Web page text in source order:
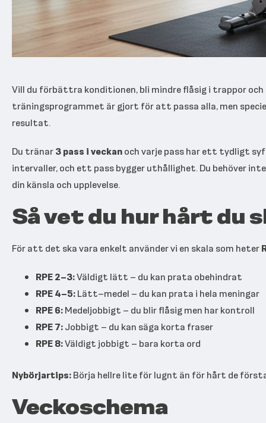
Vill du förbättra konditionen, bli mindre flåsig i trappor och
träningsprogrammet är gjort för att passa alla, men
resultat.
Du tränar3 pass i veckanoch varje pass har ett tydligt
intervaller, och ett pass bygger uthållighet. Du behöver
din känsla och upplevelse.
Så vet du hur hårt du
För att det ska vara enkelt använder vi en skala som heter
RPE 2–3:Väldigt lätt – du kan prata obehindrat
RPE 4–5:Lätt–medel – du kan prata i hela meningar
RPE 6:Medeljobbigt – du blir flåsig men har kontroll
RPE 7:Jobbigt – du kan säga korta fraser
RPE 8:Väldigt jobbigt – bara korta ord
Nybörjartips:Börja hellre lite för lugnt än för hårt de
Veckoschema